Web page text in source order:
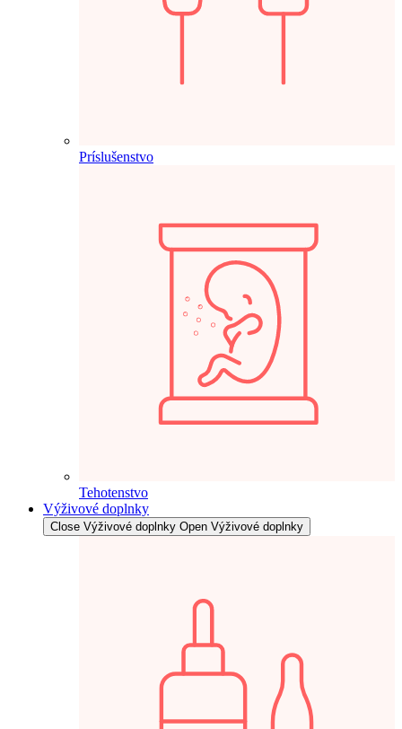
Príslušenstvo
Tehotenstvo
Výživové doplnky
Close Výživové doplnky Open Výživové doplnky